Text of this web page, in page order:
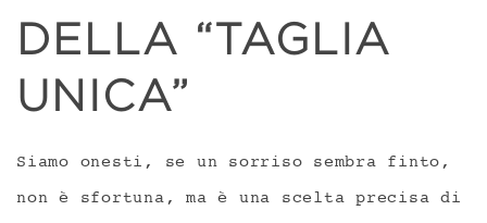
DELLA “TAGLIA
UNICA”
Siamo onesti, se un sorriso sembra finto,
non è sfortuna, ma è una scelta precisa di